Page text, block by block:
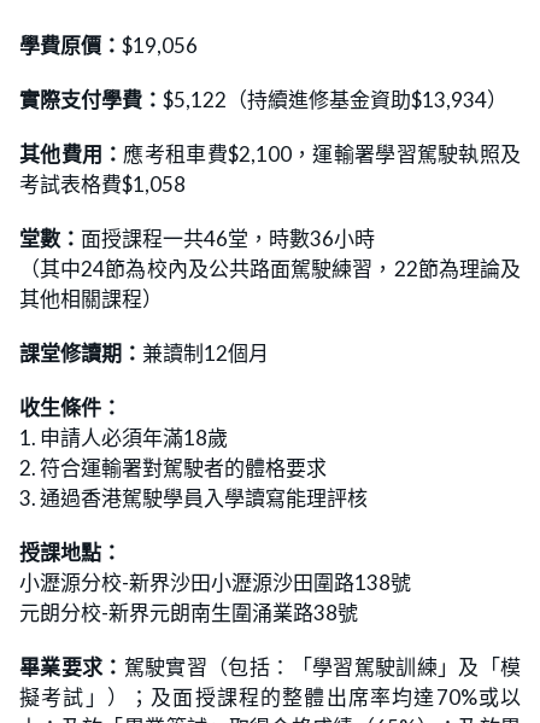
學費原價 ： $19,056
實際支付學費： $5,122（持續進修基金資助$13,934）
其他費用： 應考租車費$2,100，運輸署學習駕駛執照及
考試表格費$1,058
堂數： 面授課程一共46堂，時數36小時
（其中24節為校內及公共路面駕駛練習，22節為理論及
其他相關課程）
課堂修讀期： 兼讀制12個月
收生條件：
1. 申請人必須年滿18歲
2. 符合運輸署對駕駛者的體格要求
3. 通過香港駕駛學員入學讀寫能理評核
授課地點：
小瀝源分校-新界沙田小瀝源沙田圍路138號
元朗分校-新界元朗南生圍涌業路38號
畢業要求： 駕駛實習（包括：「學習駕駛訓練」及「模
擬考試」）；及面授課程的整體出席率均達70%或以